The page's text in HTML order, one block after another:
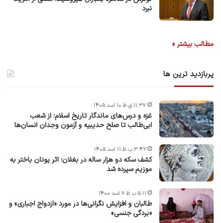
نبرد
مطالب بیشتر »
پربازدید ترین ها
غزه و درس‌های ماندگار تاریخ اسلام؛ از شعب
ابی‌طالب تا صلح حدیبیه و آزمون وجدان انسان‌ها
۱۱:۳۷ ق.ظ ۱۰ اسد ۱۴۰۵
کشف سکه دو هزار ساله در بغلان؛ اثر یونان باختر به
موزیم سپرده شد
۳:۴۲ ب.ظ ۱۱ اسد ۱۴۰۵
طالبان و افزایش نگرانی‌ها در مورد «ازدواج اجباری» و
«بردگی جنسی»
۵:۱۱ ب.ظ ۷ اسد ۱۴۰۰